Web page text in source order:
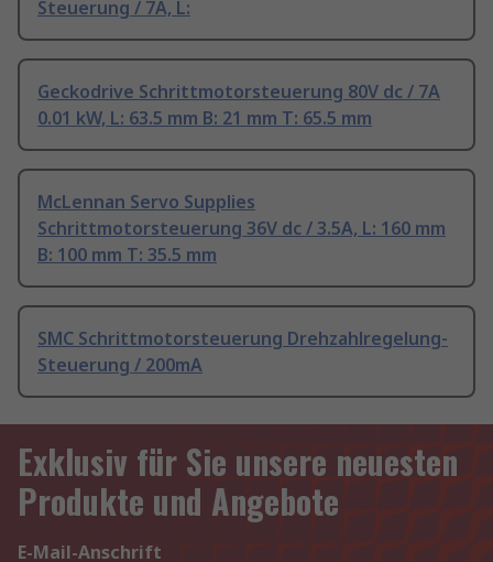
Steuerung / 7A, L:
Geckodrive Schrittmotorsteuerung 80V dc / 7A
0.01 kW, L: 63.5 mm B: 21 mm T: 65.5 mm
McLennan Servo Supplies
Schrittmotorsteuerung 36V dc / 3.5A, L: 160 mm
B: 100 mm T: 35.5 mm
SMC Schrittmotorsteuerung Drehzahlregelung-
Steuerung / 200mA
Exklusiv für Sie unsere neuesten
Produkte und Angebote
E-Mail-Anschrift